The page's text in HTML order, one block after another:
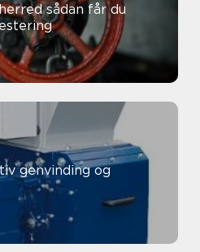
får du
genvinding og